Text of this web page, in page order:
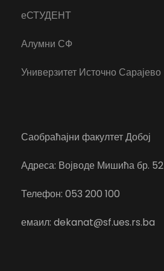
еСТУДЕНТ
Алумни СФ
Универзитет Источно Сарајево
Саобраћајни факултет Добој
Адреса: Војводе Мишића бр. 52
Телефон: 053 200 100
емаил: dekanat@sf.ues.rs.ba